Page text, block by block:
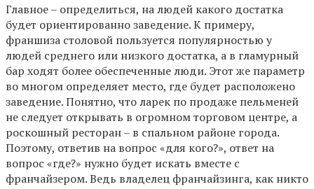
Главное – определиться, на людей какого достатка
будет ориентированно заведение. К примеру,
франшиза столовой пользуется популярностью у
людей среднего или низкого достатка, а в гламурный
бар ходят более обеспеченные люди. Этот же параметр
во многом определяет место, где будет расположено
заведение. Понятно, что ларек по продаже пельменей
не следует открывать в огромном торговом центре, а
роскошный ресторан – в спальном районе города.
Поэтому, ответив на вопрос «для кого?», ответ на
вопрос «где?» нужно будет искать вместе с
франчайзером. Ведь владелец франчайзинга, как никто